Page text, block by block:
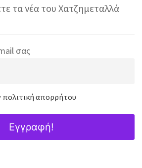
τα νέα του Χατζημεταλλά
σας
απορρήτου